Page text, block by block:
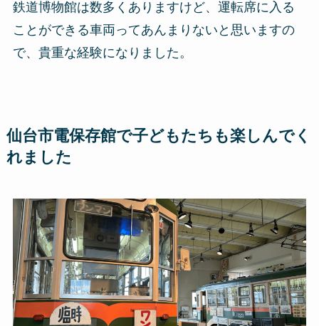
鉄道博物館は数多くありますけど、運転席に入る
ことができる車両ってあんまりないと思いますの
で、貴重な経験になりました。
仙台市電保存館で子どもたちも楽しんでく
れました